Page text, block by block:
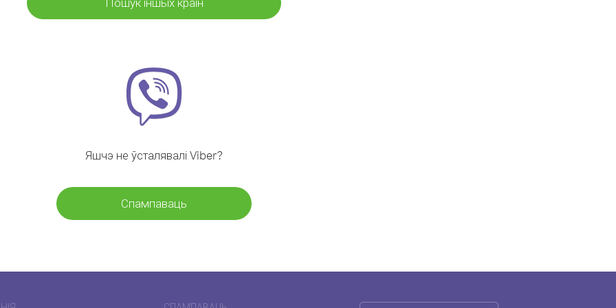
Яшчэ не ўсталявалі Viber?
Спампаваць